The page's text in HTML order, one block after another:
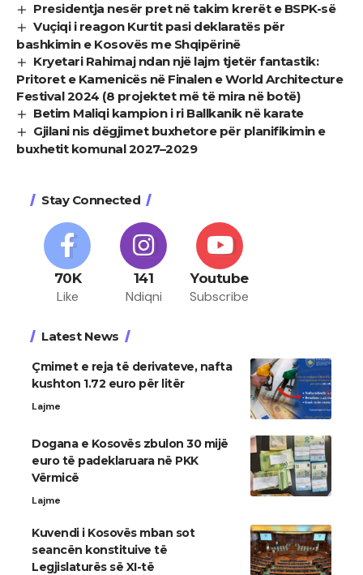
Presidentja nesër pret në takim krerët e BSPK-së
Vuçiqi i reagon Kurtit pasi deklaratës për
bashkimin e Kosovës me Shqipërinë
Kryetari Rahimaj ndan një lajm tjetër fantastik:
Pritoret e Kamenicës në Finalen e World Architecture
Festival 2024 (8 projektet më të mira në botë)
Betim Maliqi kampion i ri Ballkanik në karate
Gjilani nis dëgjimet buxhetore për planifikimin e
buxhetit komunal 2027–2029
Stay Connected
70K
Like
141
Ndiqni
Youtube
Subscribe
Latest News
Çmimet e reja të derivateve, nafta
kushton 1.72 euro për litër
Lajme
Dogana e Kosovës zbulon 30 mijë
euro të padeklaruara në PKK
Vërmicë
Lajme
Kuvendi i Kosovës mban sot
seancën konstituive të
Legjislaturës së XI-të